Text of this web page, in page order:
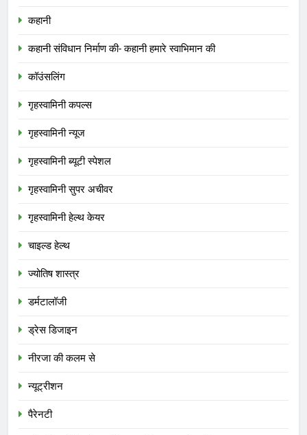
कहानी
कहानी संविधान निर्माण की- कहानी हमारे स्वाभिमान की
कॉउंसलिंग
गृहस्वामिनी कपल्स
गृहस्वामिनी न्यूज
गृहस्वामिनी ब्यूटी स्पेशल
गृहस्वामिनी सुपर अचीवर
गृहस्वामिनी हेल्थ केयर
चाइल्ड हेल्थ
ज्योतिष शास्त्र
डर्मटालॉजी
ड्रेस डिजाइन
नीरजा की कलम से
न्यूट्रीशन
पैरेनटी